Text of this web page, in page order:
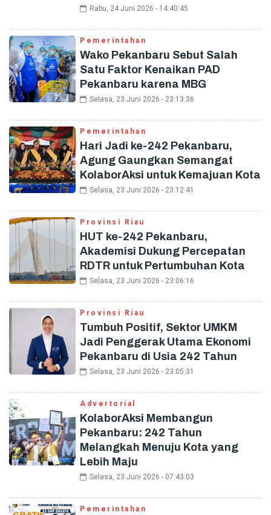
Rabu, 24 Juni 2026 - 14:40:45
Pemerintahan
Wako Pekanbaru Sebut Salah
Satu Faktor Kenaikan PAD
Pekanbaru karena MBG
Selasa, 23 Juni 2026 - 23:13:36
Pemerintahan
Hari Jadi ke-242 Pekanbaru,
Agung Gaungkan Semangat
KolaborAksi untuk Kemajuan Kota
Selasa, 23 Juni 2026 - 23:12:41
Provinsi Riau
HUT ke-242 Pekanbaru,
Akademisi Dukung Percepatan
RDTR untuk Pertumbuhan Kota
Selasa, 23 Juni 2026 - 23:06:16
Provinsi Riau
Tumbuh Positif, Sektor UMKM
Jadi Penggerak Utama Ekonomi
Pekanbaru di Usia 242 Tahun
Selasa, 23 Juni 2026 - 23:05:31
Advertorial
KolaborAksi Membangun
Pekanbaru: 242 Tahun
Melangkah Menuju Kota yang
Lebih Maju
Selasa, 23 Juni 2026 - 07:43:03
Pemerintahan